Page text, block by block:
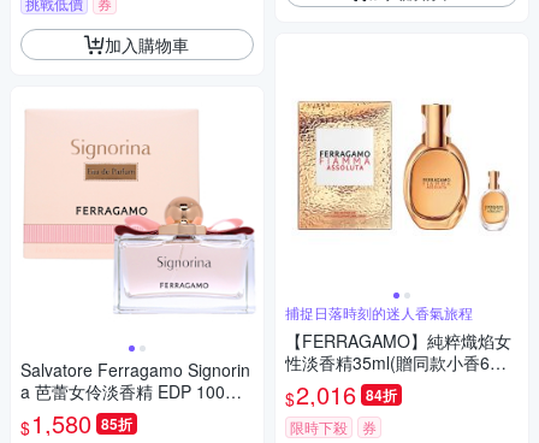
加入購物車
Salvatore Ferragamo Signorin
a 芭蕾女伶淡香精 EDP 100ml
平行輸入
$1,580 85折
捕捉日落時刻的迷人香氣旅程
【FERRAGAMO】純粹熾焰女
性淡香精35ml(贈同款小香6ml
乙瓶)
$2,016 84折
限時下殺 券